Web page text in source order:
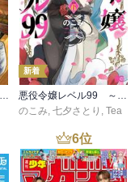
,転
新着
のこみ 七夕さとり Tea
6位